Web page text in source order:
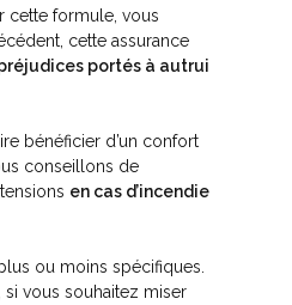
cette formule, vous
cette assurance
portés à autrui
bénéficier d’un confort
conseillons de
en cas d’incendie
ou moins spécifiques.
vous souhaitez miser